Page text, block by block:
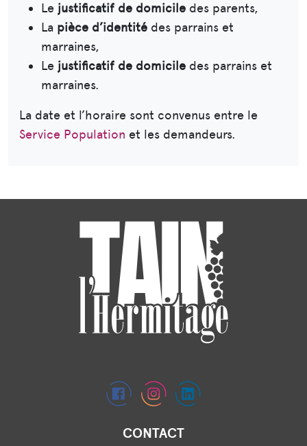
Le justificatif de domicile des parents,
La pièce d’identité des parrains et
marraines,
Le justificatif de domicile des parrains et
marraines.
La date et l’horaire sont convenus entre le
Service Population et les demandeurs.
CONTACT